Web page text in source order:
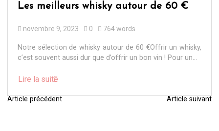
Les meilleurs whisky autour de 60 €
novembre 9, 2023 0 764 words
Notre sélection de whisky autour de 60 €Offrir un whisky,
c’est souvent aussi dur que d’offrir un bon vin ! Pour un...
Lire la suite
N
Article précédent Article suivant